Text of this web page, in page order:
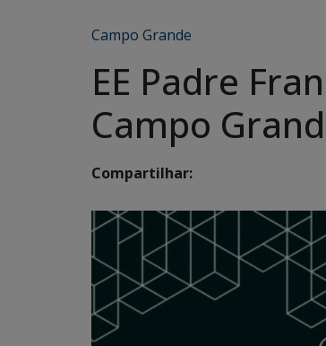
Campo Grande
EE Padre
Campo
Compartilhar: